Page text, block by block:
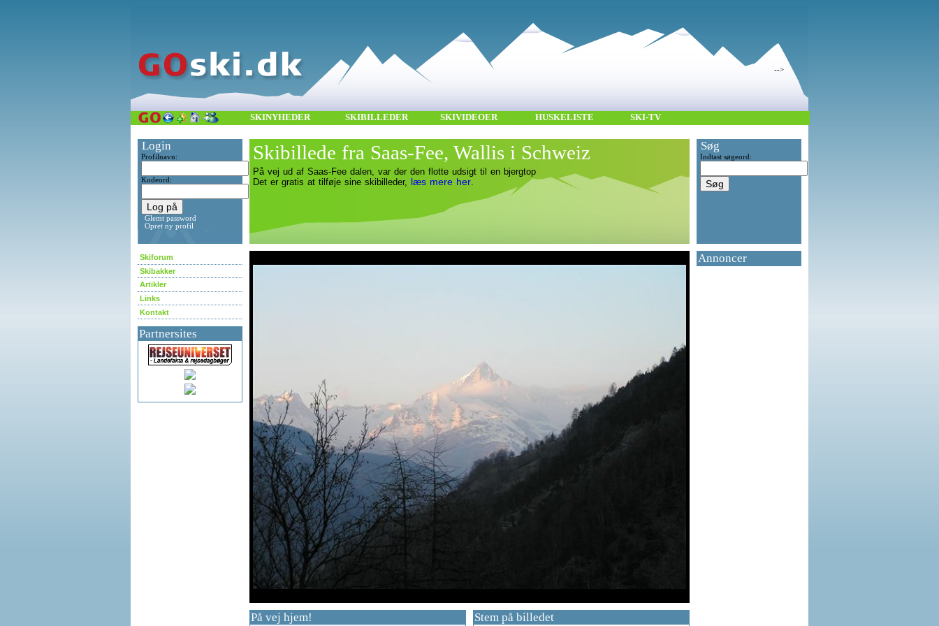
-->
SKINYHEDER SKIBILLEDER SKIVIDEOER HUSKELISTE SKI-TV
Login
Profilnavn:
Kodeord:
Glemt password
Opret ny profil
Skiforum
Skibakker
Artikler
Links
Kontakt
Partnersites
Skibillede fra Saas-Fee, Wallis i Schweiz
På vej ud af Saas-Fee dalen, var der den flotte udsigt til en bjergtop
Det er gratis at tilføje sine skibilleder, læs mere her.
På vej hjem! Stem på billedet
Søg
Indtast søgeord:
Annoncer